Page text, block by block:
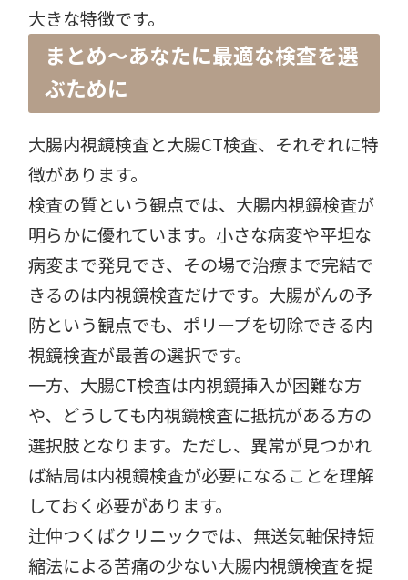
大きな特徴です。
まとめ〜あなたに最適な検査を選
ぶために
大腸内視鏡検査と大腸CT検査、それぞれに特
徴があります。
検査の質という観点では、大腸内視鏡検査が
明らかに優れています。小さな病変や平坦な
病変まで発見でき、その場で治療まで完結で
きるのは内視鏡検査だけです。大腸がんの予
防という観点でも、ポリープを切除できる内
視鏡検査が最善の選択です。
一方、大腸CT検査は内視鏡挿入が困難な方
や、どうしても内視鏡検査に抵抗がある方の
選択肢となります。ただし、異常が見つかれ
ば結局は内視鏡検査が必要になることを理解
しておく必要があります。
辻仲つくばクリニックでは、無送気軸保持短
縮法による苦痛の少ない大腸内視鏡検査を提